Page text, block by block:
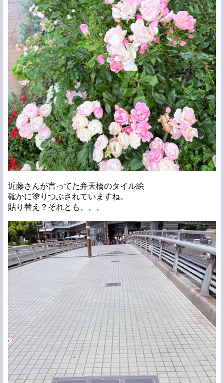
近藤さんが言ってた弁天橋のタイル絵
確かに塗りつぶされていますね。
貼り替え？それとも、、、